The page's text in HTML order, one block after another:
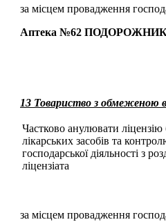
за місцем провадження
Аптека №62 ПОДОРОЖНИК
13 Товариство з
Частково анулювати
лікарських засобів та
господарської діяльності з
ліцензіата
за місцем провадження